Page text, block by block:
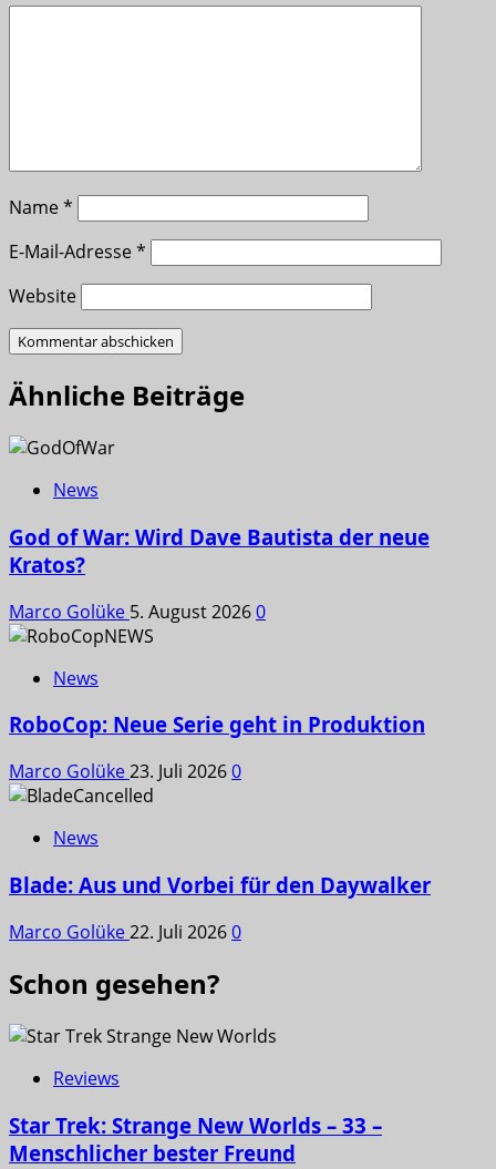
Name*
E-Mail-Adresse*
Website
Ähnliche Beiträge
News
God of War: Wird Dave Bautista der neue
Kratos?
Marco Golüke 5. August 20260
News
RoboCop: Neue Serie geht in Produktion
Marco Golüke23. Juli 20260
News
Blade: Aus und Vorbei für den Daywalker
Marco Golüke22. Juli 20260
Schon gesehen?
Reviews
Star Trek: Strange New Worlds – 33 –
Menschlicher bester Freund